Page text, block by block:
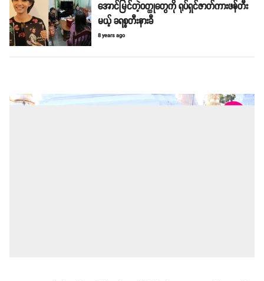
အောင်မြင်တဲ့ဝတ္ထုတွေကို ရုပ်ရှင်ဇာတ်ကားဖန်တီး
မယ့် ခရစ္စတီးနားခီ
8 years ago